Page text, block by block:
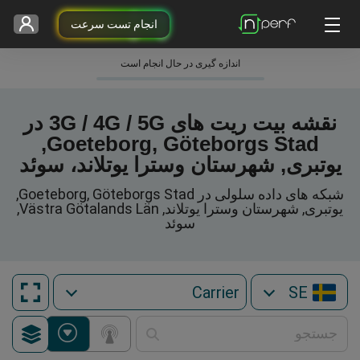
انجام تست سرعت
اندازه گیری در حال انجام است
نقشه بیت ریت های 3G / 4G / 5G در
Goeteborg, Göteborgs Stad,
یوتبری, شهرستان وسترا یوتلاند، سوئد
شبکه های داده سلولی در Goeteborg, Göteborgs Stad,
یوتبری, شهرستان وسترا یوتلاند, Västra Götalands Län,
سوئد
SE